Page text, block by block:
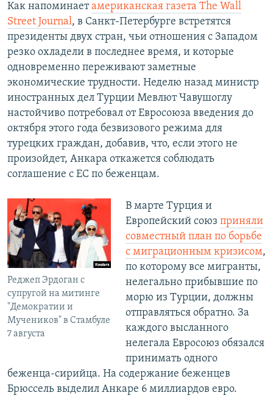
Как напоминаетамериканская газета The Wall
Street Journal, в Санкт-Петербурге встретятся
президенты двух стран, чьи отношения с Западом
резко охладели в последнее время, и которые
одновременно переживают заметные
экономические трудности. Неделю назад министр
иностранных дел Турции Мевлют Чавушоглу
настойчиво потребовал от Евросоюза введения до
октября этого года безвизового режима для
турецких граждан, добавив, что, если этого не
произойдет, Анкара откажется соблюдать
соглашение с ЕС по беженцам.
Реджеп Эрдоган с
супругой на митинге
"Демократии и
Мучеников" в Стамбуле
7 августа
В марте Турция и
Европейский союз приняли
совместный план по борьбе
с миграционным кризисом,
по которому все мигранты,
нелегально прибывшие по
морю из Турции, должны
отправляться обратно. За
каждого высланного
нелегала Евросоюз обязался
принимать одного
беженца-сирийца. На содержание беженцев
Брюссель выделил Анкаре 6 миллиардов евро.